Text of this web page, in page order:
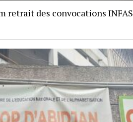
retrait des convocations INFAS